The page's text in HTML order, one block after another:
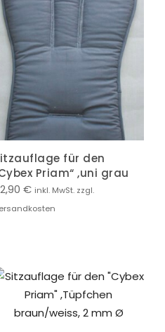
für den
Priam“ ,uni grau
€ inkl. MwSt. zzgl.